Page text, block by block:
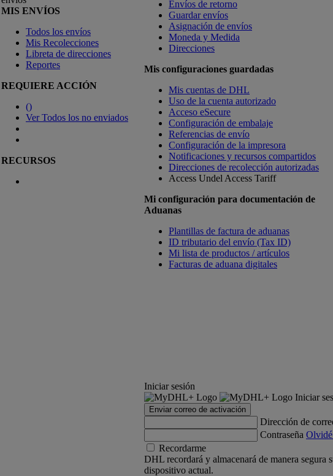
MIS ENVÍOS
Todos los envíos
Mis Recolecciones
Libreta de direcciones
Reportes
REQUIERE ACCIÓN
()
Ver Todos los no enviados
RECURSOS
Envíos de retorno
Guardar envíos
Asignación de envíos
Moneda y Medida
Direcciones
Mis configuraciones guardadas
Mis cuentas de DHL
Uso de la cuenta autorizado
Acceso eSecure
Configuración de embalaje
Referencias de envío
Configuración de la impresora
Notificaciones y recursos compartidos
Direcciones de recolección autorizadas
Access Undel Access Tariff
Mi configuración para documentación de
Aduanas
Plantillas de factura de aduanas
ID tributario del envío (Tax ID)
Mi lista de productos / artículos
Facturas de aduana digitales
Iniciar sesión
Iniciar
Enviar correo de activación
Dirección de
Contraseña Olvidé
Recordarme
DHL recordará y almacenará de manera segura
dispositivo actual.